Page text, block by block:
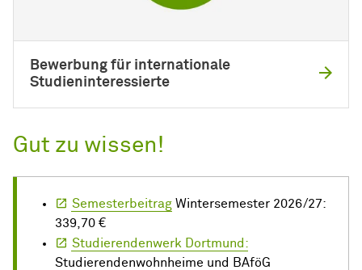
Bewerbung für internationale
Studieninteressierte
Gut zu wissen!
Semesterbeitrag Wintersemester 2026/27:
339,70 €
Studierendenwerk Dortmund:
Studierendenwohnheime und BAföG